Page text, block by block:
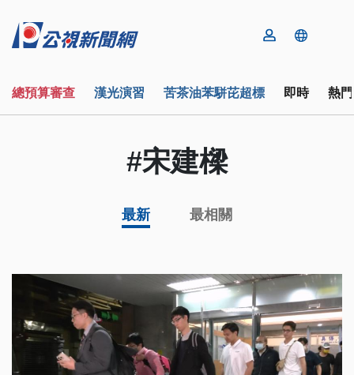
總預算審查 漢光演習 苦茶油苯駢芘超標 即時 熱
#宋建樑
最新 最相關